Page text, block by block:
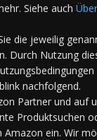
Siehe auch
die jeweilig
Durch Nutzung
nachfolgend.
Partner und auf
Produktsuchen
Amazon ein. Wir